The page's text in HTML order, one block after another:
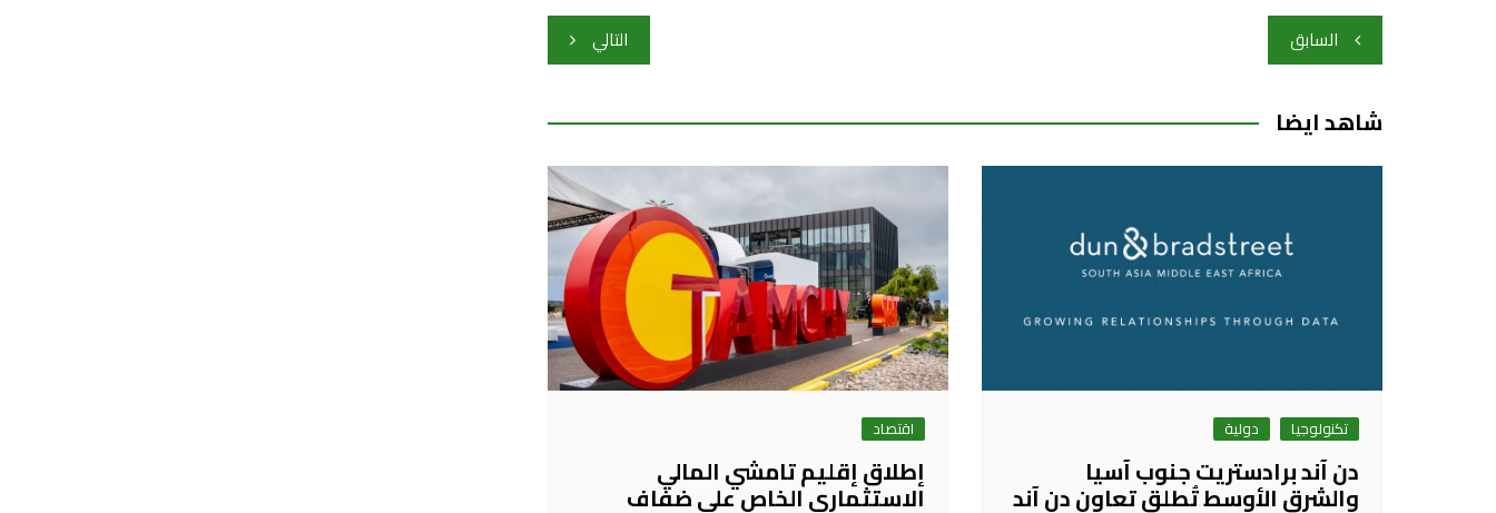
تصفّح
المقالات
السابق التالي
شاهد ايضا
تكنولوجيا دولية
دن آند برادستريت جنوب آسيا
والشرق الأوسط تُطلق تعاون دن آند
اقتصاد
إطلاق إقليم تامشي المالي
الاستثماري الخاص على ضفاف